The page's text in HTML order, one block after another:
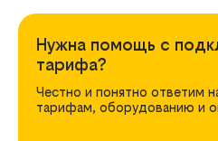
Нужна помощь с
тарифа?
Честно и понятно ответим
тарифам, оборудованию и